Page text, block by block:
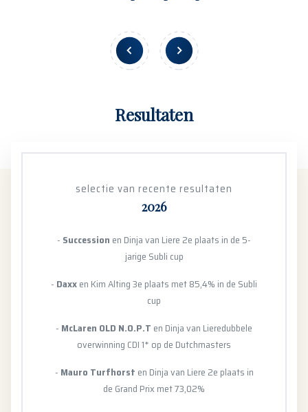
Resultaten
selectie van recente resultaten
2026
- Succession en Dinja van Liere 2e plaats in de 5-
jarige Subli cup
- Daxxen Kim Alting 3e plaats met 85,4% in de Subli
cup
- McLaren OLD N.O.P.T en Dinja van Lieredubbele
overwinning CDI 1* op de Dutchmasters
- Mauro Turfhorst en Dinja van Liere 2e plaats in
de Grand Prix met 73,02%